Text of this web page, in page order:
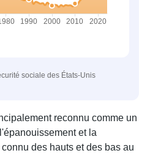
sociale des États-Unis
reconnu comme un
et la
des hauts et des bas au